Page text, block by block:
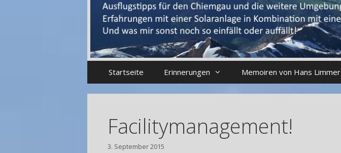
Startseite Erinnerungen Memoiren von Hans Limmer
Facilitymanagement!
3. September 2015